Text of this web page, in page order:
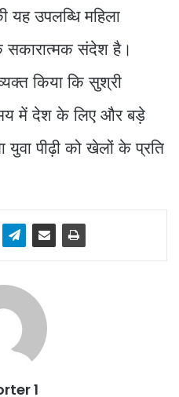
यह उपलब्धि महिला
सकारात्मक संदेश है।
किया कि सुश्री
में देश के लिए और बड़े
युवा पीढ़ी को खेलों के प्रति
1